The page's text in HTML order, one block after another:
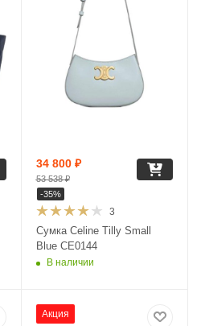
3
Сумка Celine Tilly Small
Blue CE0144
В наличии
34 800₽
53 538₽
-35%
Акция